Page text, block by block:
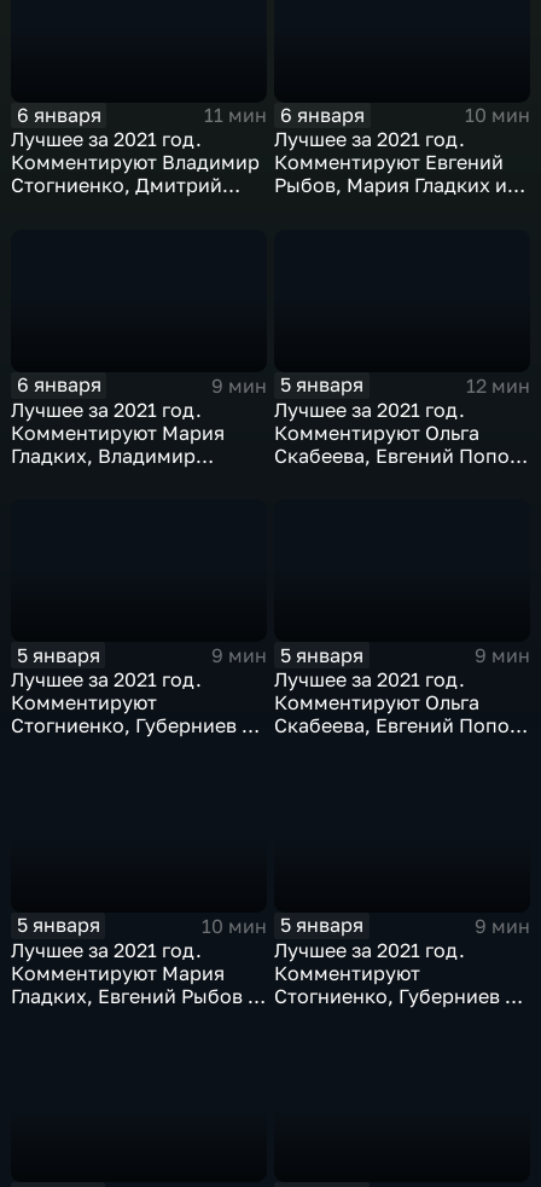
6 января
11 мин
Лучшее за 2021 год.
Комментируют Владимир
Стогниенко, Дмитрий
6 января
10 мин
Лучшее за 2021 год.
Комментируют Евгений
Рыбов, Мария Гладких и
6 января
9 мин
Лучшее за 2021 год.
Комментируют Мария
Гладких, Владимир
5 января
12 мин
Лучшее за 2021 год.
Комментируют Ольга
Скабеева, Евгений Попов
5 января
9 мин
Лучшее за 2021 год.
Комментируют
Стогниенко, Губерниев и
5 января
9 мин
Лучшее за 2021 год.
Комментируют Ольга
Скабеева, Евгений Попов
5 января
10 мин
Лучшее за 2021 год.
Комментируют Мария
Гладких, Евгений Рыбов и
5 января
9 мин
Лучшее за 2021 год.
Комментируют
Стогниенко, Губерниев и